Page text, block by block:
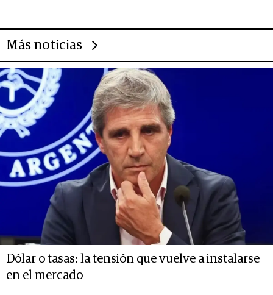
Más noticias
Dólar o tasas: la tensión que vuelve a instalarse
en el mercado